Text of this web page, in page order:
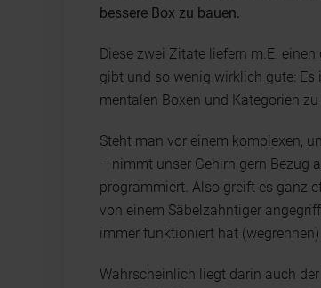
bessere Box zu bauen.
Diese zwei Zitate liefern m.E.
gibt und so wenig wirklich gute: Es
mentalen Boxen und Kategorien zu
Steht man vor einem komplexen,
– nimmt unser Gehirn gern Bezug
programmiert. Also greift es ganz
von einem Säbelzahntiger
immer funktioniert hat
Wahrscheinlich liegt darin auch